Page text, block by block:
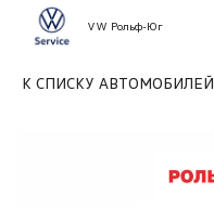
VW Рольф-Юг
К СПИСКУ АВТОМОБИЛЕЙ